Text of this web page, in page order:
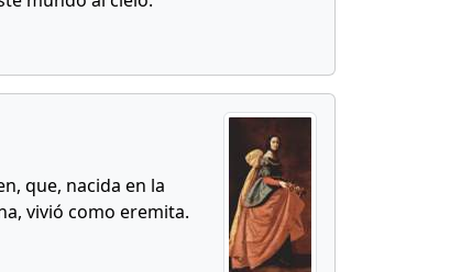
que, nacida en la
vivió como eremita.